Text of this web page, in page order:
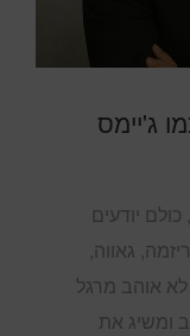
ג'יימס
יודעים
גאווה,
אוהב מרגל
ומשיג את